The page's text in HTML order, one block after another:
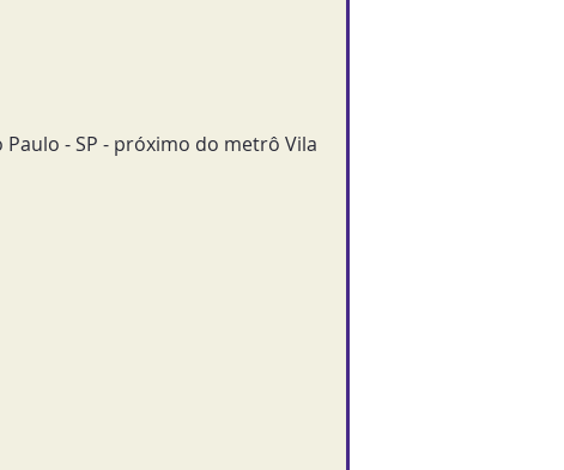
Paulo - SP - próximo do metrô Vila